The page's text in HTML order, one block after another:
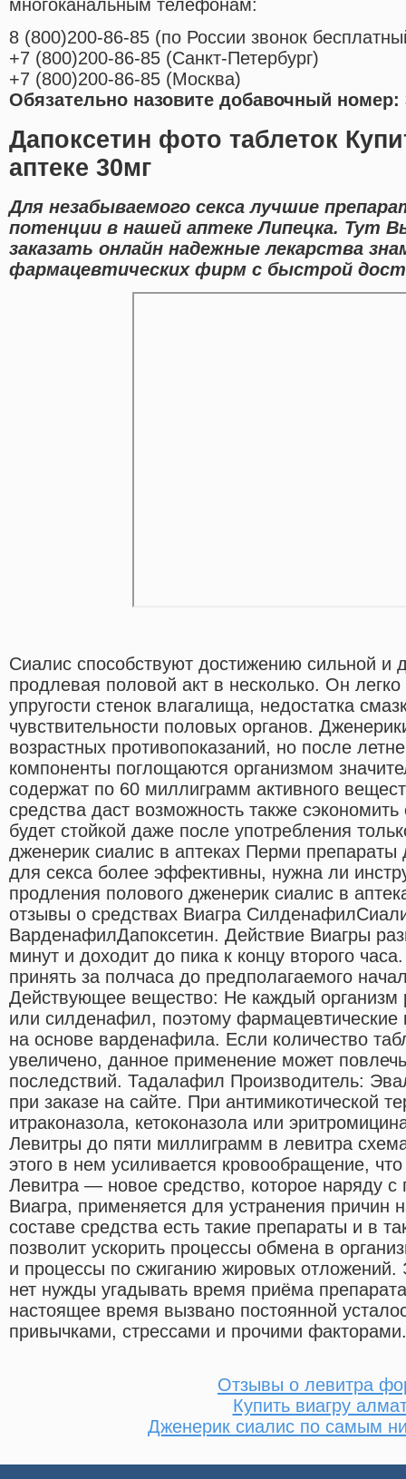
многоканальным телефонам:
8 (800)200-86-85 (по России звонок
+7 (800)200-86-85 (Санкт-Петербург)
+7 (800)200-86-85 (Москва)
Обязательно назовите добавочный номер:
Дапоксетин фото таблеток
аптеке 30мг
Для незабываемого секса лучшие
потенции в нашей аптеке Липецка. Тут
заказать онлайн надежные лекарства
фармацевтических фирм с быстрой
Сиалис способствуют достижению сильной и
продлевая половой акт в несколько. Он
упругости стенок влагалища, недостатка
чувствительности половых органов.
возрастных противопоказаний, но после
компоненты поглощаются организмом
содержат по 60 миллиграмм активного
средства даст возможность также сэкономить
будет стойкой даже после употребления
дженерик сиалис в аптеках Перми препараты
для секса более эффективны, нужна ли
продления полового дженерик сиалис в
отзывы о средствах Виагра
ВарденафилДапоксетин. Действие Виагры
минут и доходит до пика к концу второго
принять за полчаса до предполагаемого
Действующее вещество: Не каждый организм
или силденафил, поэтому фармацевтические
на основе варденафила. Если количество
увеличено, данное применение может
последствий. Тадалафил Производитель:
при заказе на сайте. При антимикотической
итраконазола, кетоконазола или
Левитры до пяти миллиграмм в левитра
этого в нем усиливается кровообращение,
Левитра — новое средство, которое наряду
Виагра, применяется для устранения причин
составе средства есть такие препараты и в
позволит ускорить процессы обмена в
и процессы по сжиганию жировых отложений.
нет нужды угадывать время приёма
настоящее время вызвано постоянной
привычками, стрессами и прочими факторами.
Отзывы о левитра
Купить виагру
Дженерик сиалис по самым